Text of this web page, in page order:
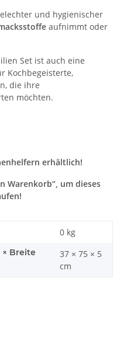
und hygienischer
aufnimmt oder
Set ist auch eine
Kochbegeisterte,
die ihre
möchten.
erhältlich!
Warenkorb“, um dieses
0 kg
Breite
37 × 75 × 5
cm